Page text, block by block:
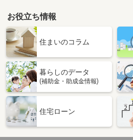
お役立ち情報
住まいのコラム
暮らしのデータ
(補助金・助成金情報)
住宅ローン